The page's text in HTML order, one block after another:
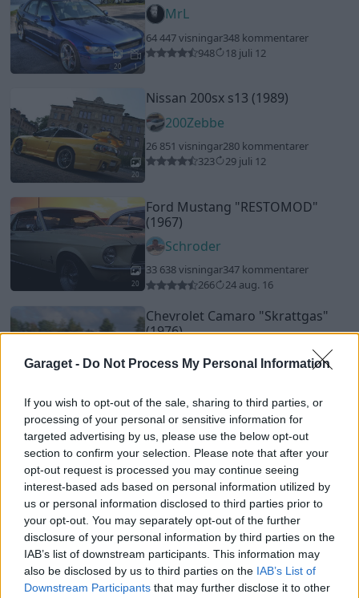
Garaget - Do Not Process My Personal Information
If you wish to opt-out of the sale, sharing to third parties, or
processing of your personal or sensitive information for
targeted advertising by us, please use the below opt-out
section to confirm your selection. Please note that after your
opt-out request is processed you may continue seeing
interest-based ads based on personal information utilized by
us or personal information disclosed to third parties prior to
your opt-out. You may separately opt-out of the further
disclosure of your personal information by third parties on the
IAB’s list of downstream participants. This information may
also be disclosed by us to third parties on the IAB’s List of
Downstream Participants that may further disclose it to other
20 1
MrL
64 447 visningar348 kommentarer
948
18 juli 12
20
Nissan 200sx s13 (1989)
200Zebbe
26 851 visningar280 kommentarer
323
29 juli 12
20
Ford Mustang "RESTOMOD"
(1967)
Schroder
33 638 visningar347 kommentarer
266
24 aug. 16
Chevrolet Camaro "Skrattgas"
(1976)
roadwarriorracing
20 11
BMW 635 Alpina Turbo (1986)
carneskold
38 003 visningar96 kommentarer
192
14 juli 24
BMW 1602 Turbo"1.8L"(1972)
ekkin
36 804 visningar
12 kommentarer